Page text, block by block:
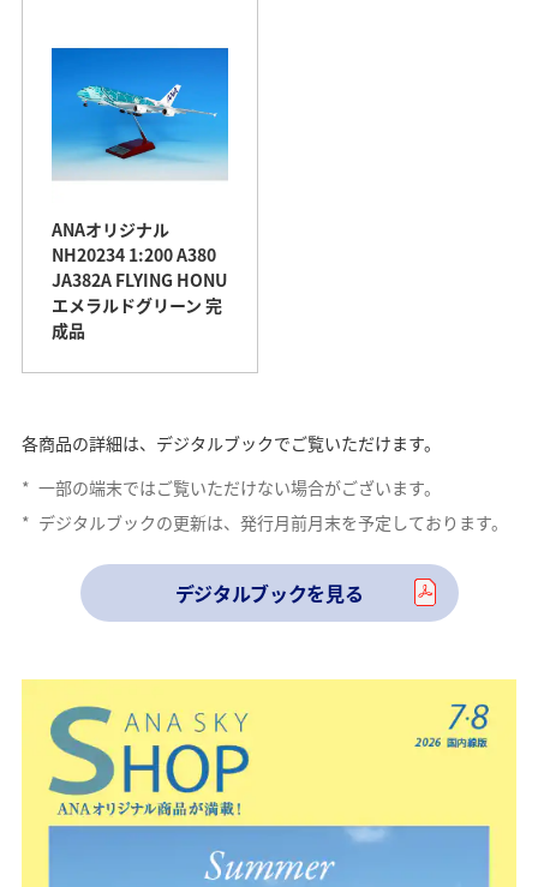
ANAオリジナル
NH20234 1:200 A380
JA382A FLYING HONU
エメラルドグリーン 完
成品
各商品の詳細は、デジタルブックでご覧いただけます。
* 一部の端末ではご覧いただけない場合がございます。
* デジタルブックの更新は、発行月前月末を予定しております。
デジタルブックを見る